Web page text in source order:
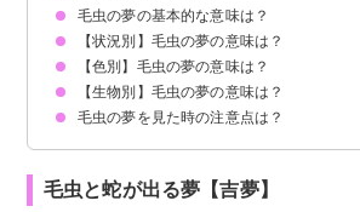
毛虫の夢の基本的な意味は？
①向上心の暗示
②対人運の低下
③ストレスが溜まっている暗示
状況によって意味が決まる
【状況別】毛虫の夢の意味は？
毛虫に刺される夢【警告夢】
毛虫が大量発生する夢【警告夢】
毛虫を退治する夢【吉夢】
毛虫が体につく夢【警告夢】
毛虫が足につく夢【警告夢】
部屋に毛虫が出る夢【警告夢】
毛虫を捕まえる夢【吉夢】
毛虫を潰す夢【警告夢】
毛虫が蝶になる夢【吉夢】
毛虫が降ってくる夢【警告夢】
毛虫が木に止まっている夢【警告夢】
毛虫を飼う夢【警告夢】
毛虫をいじめる夢【警告夢】
毛虫を投げつけられる夢【警告夢】
毛虫を食べる夢【吉夢】
【色別】毛虫の夢の意味は？
黒い毛虫の夢【警告夢】
緑色の毛虫の夢【警告夢】
オレンジ色の毛虫の夢【吉夢】
カラフルな毛虫の夢【吉夢】
金色の毛虫の夢【吉夢】
茶色の毛虫の夢【吉夢】
青い毛虫の夢【警告夢】
ピンクの毛虫の夢【警告夢】
白い毛虫の夢【警告夢】
【生物別】毛虫の夢の意味は？
毛虫と芋虫が出てくる夢【警告夢】
毛虫とムカデが出てくる夢【吉夢】
毛虫と蛇が出る夢【吉夢】
毛虫とカマキリが出る夢【警告夢】
毛虫の夢を見た時の注意点は？
毛虫と蛇が出る夢【吉夢】